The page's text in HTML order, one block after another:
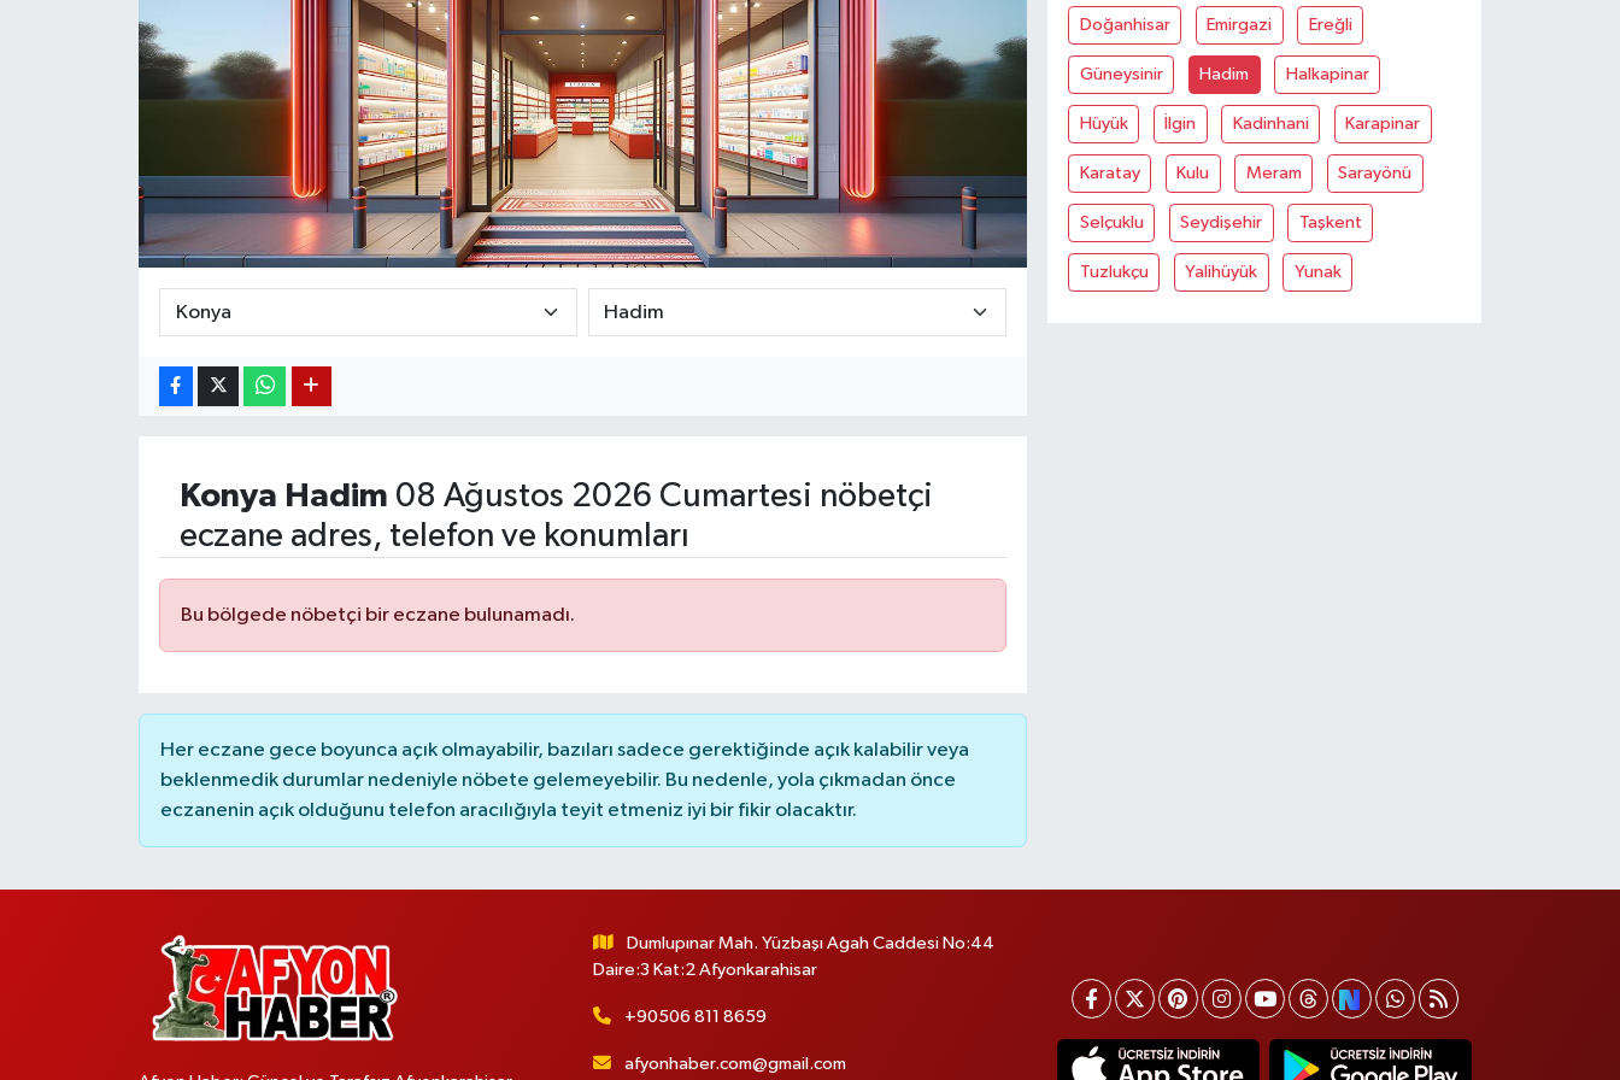
Konya Hadim 08 Ağustos 2026 Cumartesi nöbetçi
eczane adres, telefon ve konumları
Bu bölgede nöbetçi bir eczane bulunamadı.
Her eczane gece boyunca açık olmayabilir, bazıları sadece gerektiğinde açık kalabilir veya
beklenmedik durumlar nedeniyle nöbete gelemeyebilir. Bu nedenle, yola çıkmadan önce
eczanenin açık olduğunu telefon aracılığıyla teyit etmeniz iyi bir fikir olacaktır.
Doğanhisar Emirgazi Ereğli
Güneysinir Hadim Halkapinar
Hüyük İlgin Kadinhani Karapinar
Karatay Kulu Meram Sarayönü
Selçuklu Seydişehir Taşkent
Tuzlukçu Yalihüyük Yunak
Dumlupınar Mah. Yüzbaşı Agah Caddesi No:44
Daire:3 Kat:2 Afyonkarahisar
+90506 811 8659
afyonhaber.com@gmail.com
Magazin